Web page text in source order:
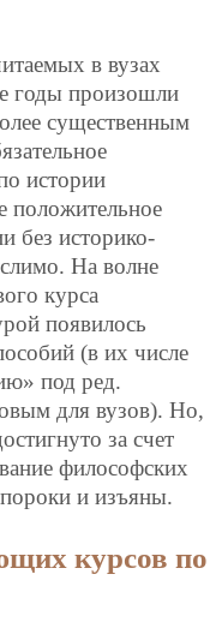
в вузах
годы произошли
существенным
истории
положительное
без историко-
На волне
курса
появилось
(в их числе
под ред.
для вузов). Но,
за счет
философских
и изъяны.
курсов по